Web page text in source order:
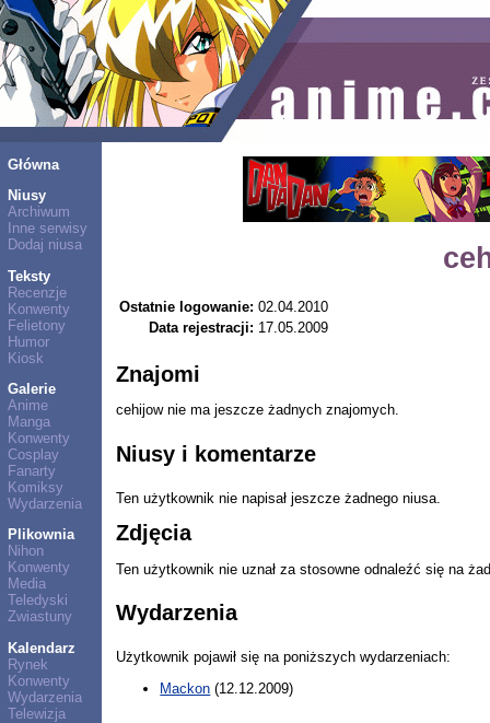
Główna
Niusy
Archiwum
Inne serwisy
Dodaj niusa
Teksty
Recenzje
Konwenty
Felietony
Humor
Kiosk
Galerie
Anime
Manga
Konwenty
Cosplay
Fanarty
Komiksy
Wydarzenia
Plikownia
Nihon
Konwenty
Media
Teledyski
Zwiastuny
Kalendarz
Rynek
Konwenty
Wydarzenia
Telewizja
Ostatnie logowanie: 02.04.2010
Data rejestracji: 17.05.2009
Znajomi
cehijow nie ma jeszcze żadnych znajomych.
Niusy i komentarze
Ten użytkownik nie napisał jeszcze żadnego niusa.
Zdjęcia
Ten użytkownik nie uznał za stosowne odnaleźć się na
Wydarzenia
Użytkownik pojawił się na poniższych wydarzeniach:
Mackon (12.12.2009)